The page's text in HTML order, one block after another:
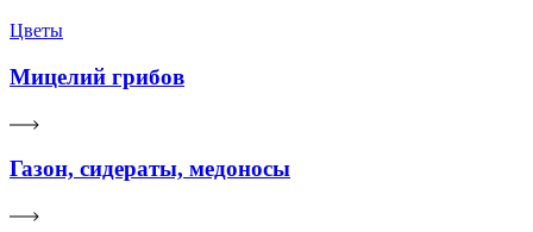
Цветы
Мицелий грибов
Газон, сидераты, медоносы